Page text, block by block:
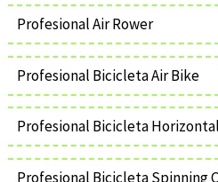
Profesional Air Rower
Profesional Bicicleta Air Bike
Profesional Bicicleta
Profesional Bicicleta Spinning